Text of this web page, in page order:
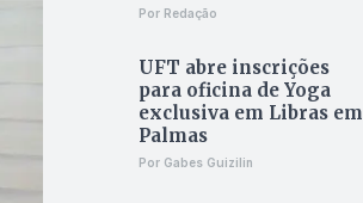
Por Redação
UFT abre inscrições
para oficina de Yoga
exclusiva em Libras em
Palmas
Por Gabes Guizilin